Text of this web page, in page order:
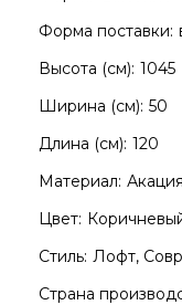
Форма поставки:
Высота (см): 1045
Ширина (см): 50
Длина (см): 120
Материал:
Цвет:
Стиль: Лофт,
Страна